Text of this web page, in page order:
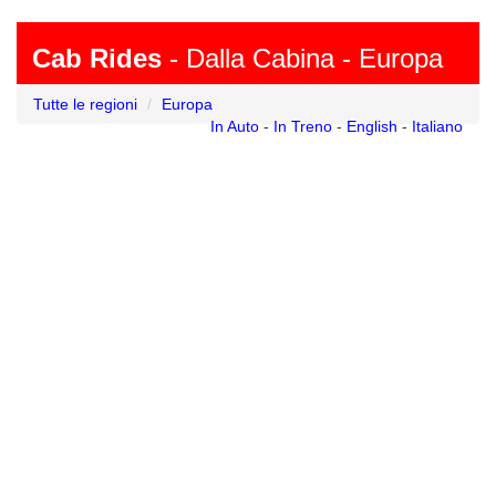
Cab Rides - Dalla Cabina - Europa
Tutte le regioni
Europa
In Auto - In Treno - English - Italiano